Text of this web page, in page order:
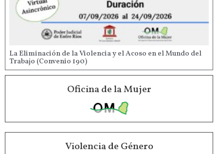
La Eliminación de la Violencia y el Acoso en el Mundo del
Trabajo (Convenio 190)
Oficina de la Mujer
Violencia de Género